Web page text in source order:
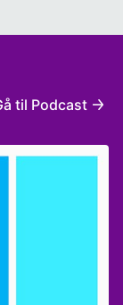
fra Radikale
til Podcast